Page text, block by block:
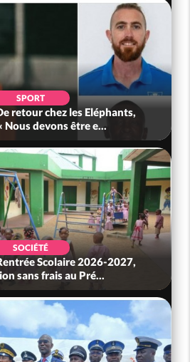
SPORT
retour chez les Eléphants,
Nous devons être e...
SOCIÉTÉ
Scolaire 2026-2027,
sans frais au Pré...